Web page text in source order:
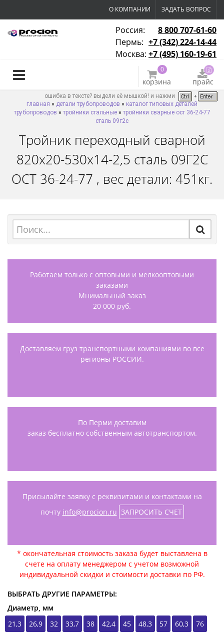
О КОМПАНИИ ЗАДАТЬ ВОПРОС
Россия:
8 800 707-61-60
Пермь: +7 (342) 224-14-44
Москва: +7 (495) 160-19-61
0
корзина прайс
ошибка в тексте? выдели её мышкой! и нажми
главная » детали трубопроводов » каталог типовых деталей
трубопроводов » тройники стальные» тройники сварные ост 36-24-77
сталь 09г2с
Тройник переходный сварной
820х20-530х14-2,5 сталь 09Г2С
ОСТ 36-24-77 , вес детали: 451кг.
Работаем только с оптовыми и мелкооптовыми
заказами
Мнимальный заказ
20 000 руб.
Доставляем груз транспортными компаниями во все
регионы РОССИИ.
По Перми доставим
заказ бесплатно собственным автотранспортом.
Присылайте заявку с реквизитами и контактами на
почту info@procion.ru ЗАПРОСИТЬ СЧЕТ
* окончательная стоимость заказа будет выставлена в
счете на оплату менеджером с учетом возможной
индивидуальной скидки и стоимости доставки по РФ.
ВЫБРАТЬ ДРУГИЕ ПАРАМЕТРЫ:
Диаметр, мм
21,3
26,9 32 33,7 38 42,4 45 48,3 57 60,3
76